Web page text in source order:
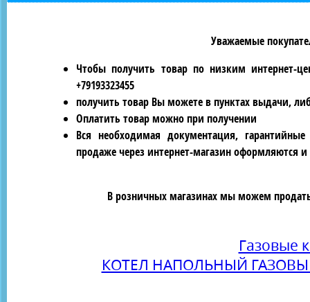
Уважаемые
Чтобы получить товар по низким интернет-
+79193323455
получить товар Вы можете в пунктах выдачи,
Оплатить товар можно при получении
Вся необходимая документация,
продаже через интернет-магазин оформляются
В розничных магазинах мы можем
Газовые
КОТЕЛ НАПОЛЬНЫЙ ГАЗОВЫЙ